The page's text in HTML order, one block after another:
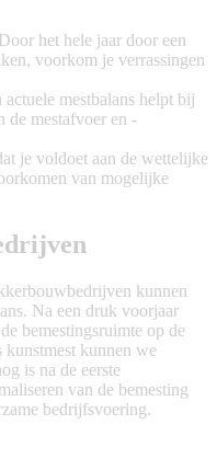
het hele jaar door een
voorkom je verrassingen
actuele mestbalans helpt bij
de mestafvoer en -
je voldoet aan de wettelijke
van mogelijke
kunnen
Na een druk voorjaar
bemestingsruimte op de
kunnen we
is na de eerste
van de bemesting
bedrijfsvoering.